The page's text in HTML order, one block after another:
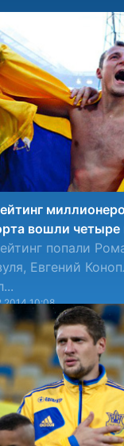
вошли четыре
попали
Евгений
10:08